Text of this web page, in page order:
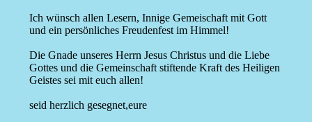
Ich wünsch allen Lesern, Innige Gemeischaft mit Gott
und ein persönliches Freudenfest im Himmel!
Die Gnade unseres Herrn Jesus Christus und die Liebe
Gottes und die Gemeinschaft stiftende Kraft des Heiligen
Geistes sei mit euch allen!
seid herzlich gesegnet,eure